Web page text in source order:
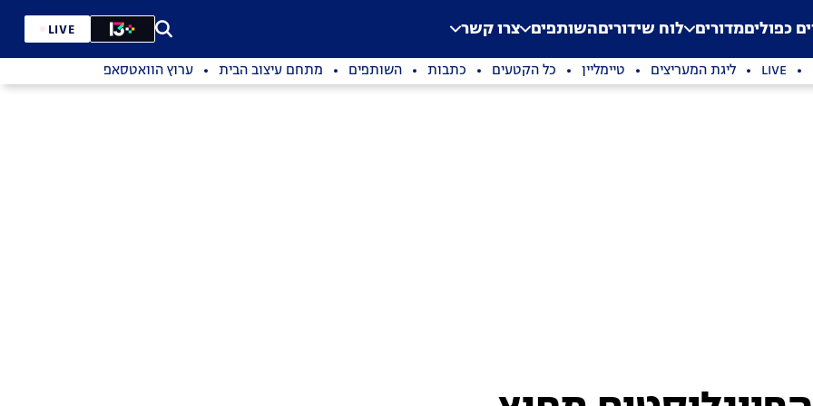
Application error: a
. כפוליםמדורים לוח שידוריםהשותפים צרו קשר LIVE
LIVE ליגת המעריצים טיימליין כל הקטעים כתבות השותפים מתחם עיצוב הבית ערוץ הוואטסאפ